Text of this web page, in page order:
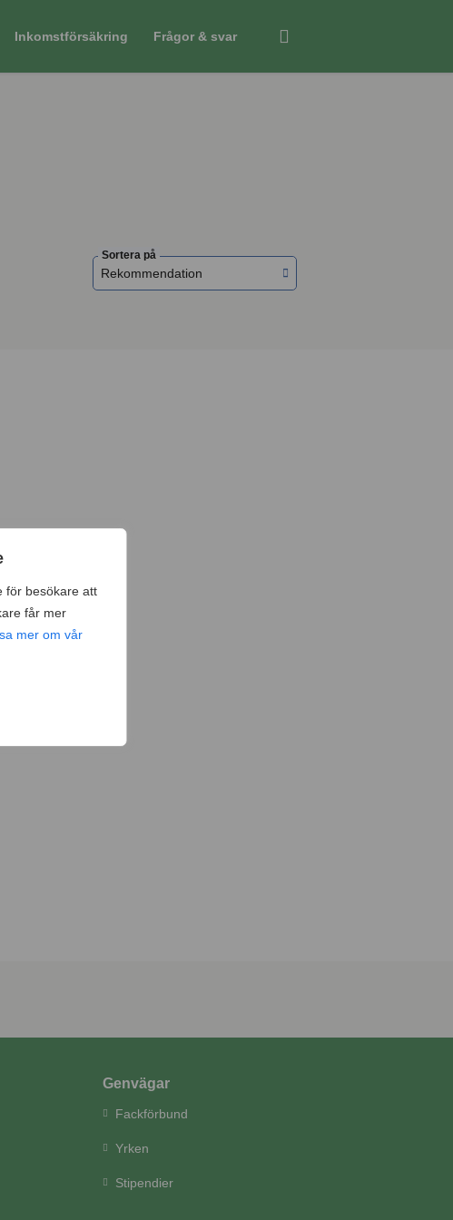
för besökare att
får mer
mer om vår
Inkomstförsäkring Frågor & svar
Sortera på
Rekommendation
Genvägar
Fackförbund
Yrken
Stipendier